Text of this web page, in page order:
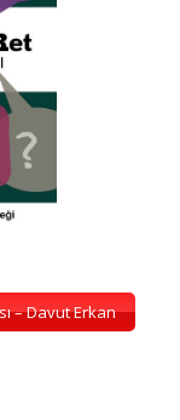
– Davut Erkan